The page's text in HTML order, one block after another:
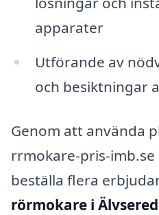
apparater
Utförande av
och besiktningar
Genom att använda
rrmokare-pris-imb.se
beställa flera
rörmokare i Älvsered